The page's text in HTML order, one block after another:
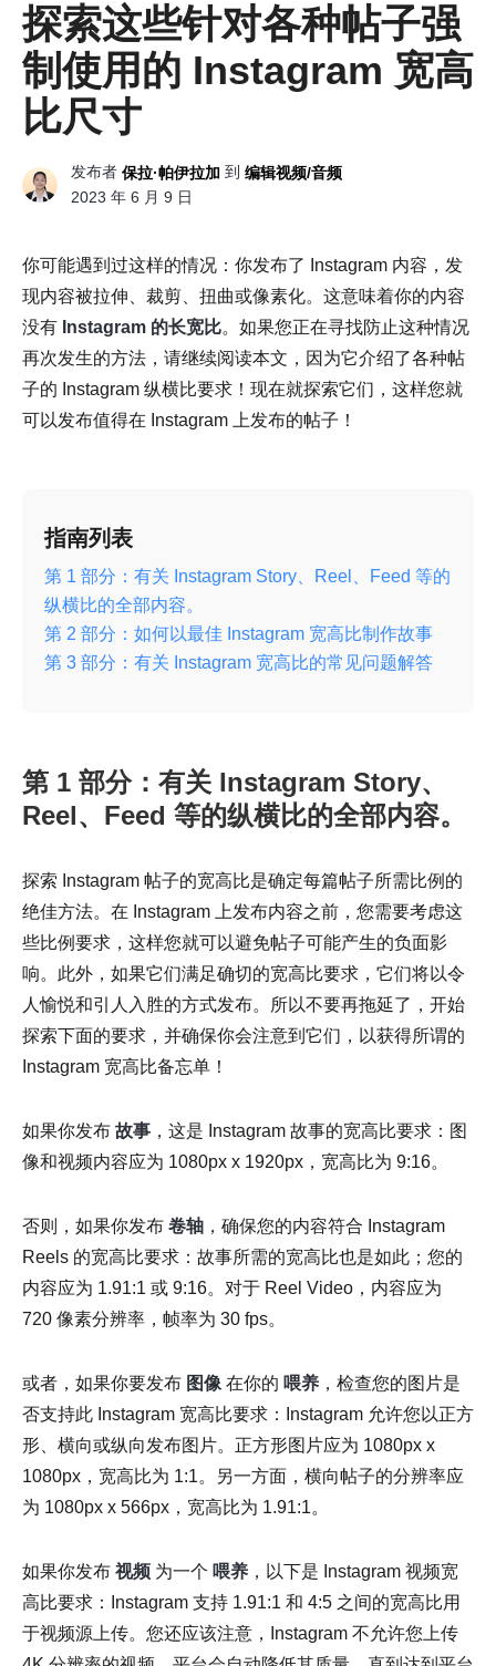
探索这些针对各种帖子强
制使用的 Instagram 宽高
比尺寸
发布者 保拉·帕伊拉加 到 编辑视频/音频
2023 年 6 月 9 日
你可能遇到过这样的情况：你发布了 Instagram 内容，发
现内容被拉伸、裁剪、扭曲或像素化。这意味着你的内容
没有 Instagram 的长宽比。如果您正在寻找防止这种情况
再次发生的方法，请继续阅读本文，因为它介绍了各种帖
子的 Instagram 纵横比要求！现在就探索它们，这样您就
可以发布值得在 Instagram 上发布的帖子！
指南列表
第 1 部分：有关 Instagram Story、Reel、Feed 等的
纵横比的全部内容。
第 2 部分：如何以最佳 Instagram 宽高比制作故事
第 3 部分：有关 Instagram 宽高比的常见问题解答
第 1 部分：有关 Instagram Story、
Reel、Feed 等的纵横比的全部内容。
探索 Instagram 帖子的宽高比是确定每篇帖子所需比例的
绝佳方法。在 Instagram 上发布内容之前，您需要考虑这
些比例要求，这样您就可以避免帖子可能产生的负面影
响。此外，如果它们满足确切的宽高比要求，它们将以令
人愉悦和引人入胜的方式发布。所以不要再拖延了，开始
探索下面的要求，并确保你会注意到它们，以获得所谓的
Instagram 宽高比备忘单！
如果你发布 故事 ，这是 Instagram 故事的宽高比要求：图
像和视频内容应为 1080px x 1920px，宽高比为 9:16。
否则，如果你发布 卷轴 ，确保您的内容符合 Instagram
Reels 的宽高比要求：故事所需的宽高比也是如此；您的
内容应为 1.91:1 或 9:16。对于 Reel Video，内容应为
720 像素分辨率，帧率为 30 fps。
或者，如果你要发布 图像 在你的 喂养 ，检查您的图片是
否支持此 Instagram 宽高比要求：Instagram 允许您以正方
形、横向或纵向发布图片。正方形图片应为 1080px x
1080px，宽高比为 1:1。另一方面，横向帖子的分辨率应
为 1080px x 566px，宽高比为 1.91:1。
如果你发布 视频 为一个 喂养 ，以下是 Instagram 视频宽
高比要求：Instagram 支持 1.91:1 和 4:5 之间的宽高比用
于视频源上传。您还应该注意，Instagram 不允许您上传